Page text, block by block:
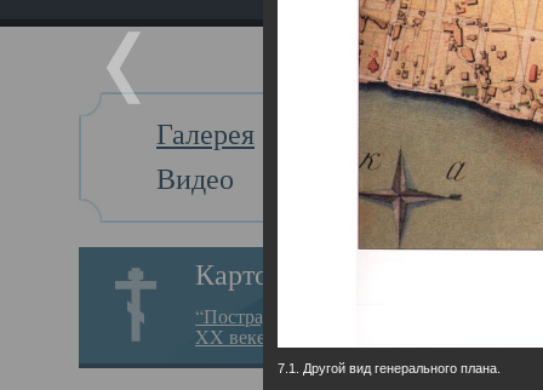
Галерея
Видео
Картотека
“Пострадавшие за веру в
XX веке на Севере”
Главная
7.1. Другой вид генерального плана.